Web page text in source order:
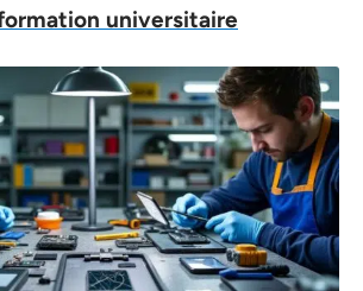
universitaire